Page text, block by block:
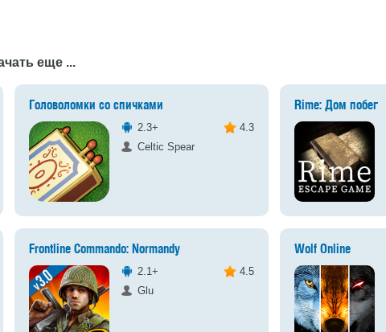
еще ...
Головоломки со спичками
2.3+
4.3
Celtic Spear
Rime: Дом побег
Frontline Commando: Normandy
2.1+
4.5
Glu
Wolf Online